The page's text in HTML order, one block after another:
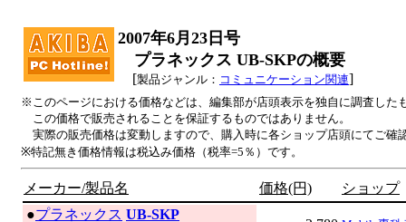
2007年6月23日号
プラネックス UB-SKPの概要
[製品ジャンル： コミュニケーション関連]
※このページにおける価格などは、編集部が店頭表示を独自に調査した
この価格で販売されることを保証するものではありません。
実際の販売価格は変動しますので、購入時に各ショップ店頭にてご確
※特記無き価格情報は税込み価格（税率=5％）です。
メーカー/製品名 価格(円)
ショップ
●プラネックス UB-SKP